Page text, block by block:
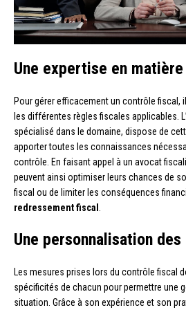
Une expertise en
Pour gérer efficacement un contrôle fiscal,
les différentes règles fiscales applicables. L’
spécialisé dans le domaine, dispose de
apporter toutes les connaissances
contrôle. En faisant appel à un avocat
peuvent ainsi optimiser leurs chances de
fiscal ou de limiter les conséquences
redressement fiscal .
Une personnalisation
Les mesures prises lors du contrôle fiscal
spécificités de chacun pour permettre une
situation. Grâce à son expérience et son